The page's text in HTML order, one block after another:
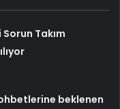
Takım
beklenen